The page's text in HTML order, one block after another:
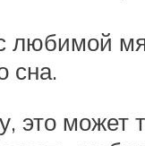
любимой
сна.
это может